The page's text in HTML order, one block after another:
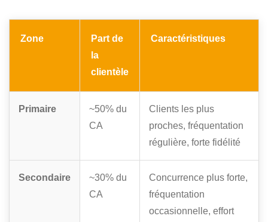
Zone
Part de
la
clientèle
Caractéristiques
Primaire
~50% du
CA
Clients les plus
proches, fréquentation
régulière, forte fidélité
Secondaire
~30% du
CA
Concurrence plus forte,
fréquentation
occasionnelle, effort